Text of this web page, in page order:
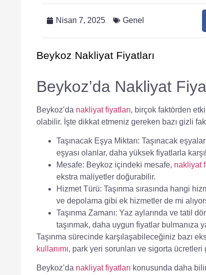
Nisan 7, 2025 Genel
Beykoz Nakliyat Fiyatları
Beykoz’da Nakliyat
Beykoz’da nakliyat fiyatları, birçok faktörden
olabilir. İşte dikkat etmeniz gereken bazı gizli
Taşınacak Eşya Miktarı: Taşınacak
eşyası olanlar, daha yüksek fiyatlarla
Mesafe: Beykoz içindeki mesafe, nakliyat
ekstra maliyetler doğurabilir.
Hizmet Türü: Taşınma sırasında hangi
ve depolama gibi ek hizmetler de mi
Taşınma Zamanı: Yaz aylarında ve tatil
taşınmak, daha uygun fiyatlar bulmanıza
Taşınma sürecinde karşılaşabileceğiniz bazı
kullanımı, park yeri sorunları ve sigorta ücretleri
Beykoz’da nakliyat fiyatları konusunda daha